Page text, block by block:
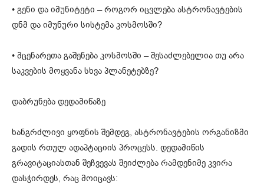
• გენი და იმუნიტეტი – როგორ იცვლება ასტრონავტების
დნმ და იმუნური სისტემა კოსმოსში?
• მცენარეთა გაშენება კოსმოსში – შესაძლებელია თუ არა
საკვების მოყვანა სხვა პლანეტებზე?
დაბრუნება დედამიწაზე
ხანგრძლივი ყოფნის შემდეგ, ასტრონავტების ორგანიზმი
გადის რთულ ადაპტაციის პროცესს. დედამიწის
გრავიტაციასთან შეჩვევას შეიძლება რამდენიმე კვირა
დასჭირდეს, რაც მოიცავს: